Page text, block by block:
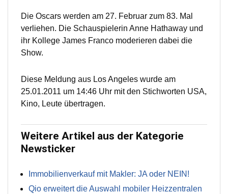
Die Oscars werden am 27. Februar zum 83. Mal
verliehen. Die Schauspielerin Anne Hathaway und
ihr Kollege James Franco moderieren dabei die
Show.
Diese Meldung aus Los Angeles wurde am
25.01.2011 um 14:46 Uhr mit den Stichworten USA,
Kino, Leute übertragen.
Weitere Artikel aus der Kategorie
Newsticker
Immobilienverkauf mit Makler: JA oder NEIN!
Qio erweitert die Auswahl mobiler Heizzentralen